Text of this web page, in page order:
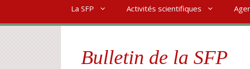
La SFP Activités scientifiques
Bulletin de la SFP